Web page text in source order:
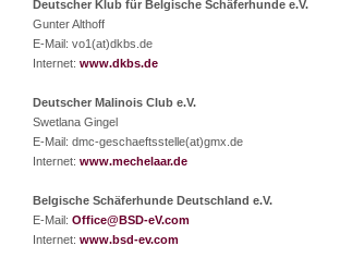
Deutscher Klub für Belgische Schäferhunde e.V.
Gunter Althoff
E-Mail: vo1(at)dkbs.de
Internet: www.dkbs.de
Deutscher Malinois Club e.V.
Swetlana Gingel
E-Mail: dmc-geschaeftsstelle(at)gmx.de
Internet: www.mechelaar.de
Belgische Schäferhunde Deutschland e.V.
E-Mail: Office@BSD-eV.com
Internet: www.bsd-ev.com